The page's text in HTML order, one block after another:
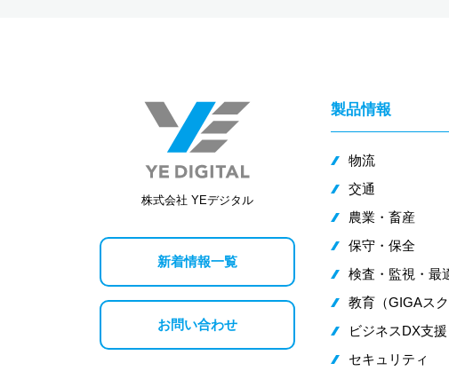
株式会社 YEデジタル
新着情報一覧
お問い合わせ
製品情報
物流
交通
農業・畜産
保守・保全
検査・監視・最
教育（GIGAスク
ビジネスDX支援
セキュリティ